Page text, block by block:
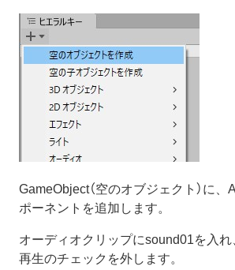
GameObject（空のオブジェクト）に
ポーネントを追加します。
オーディオクリップにsound01を入
再生のチェックを外します。